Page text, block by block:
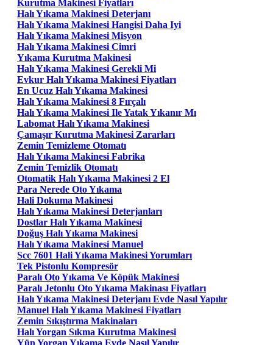
Kurutma Makinesi Fiyatları
Halı Yıkama Makinesi Deterjanı
Halı Yıkama Makinesi Hangisi Daha Iyi
Halı Yıkama Makinesi Misyon
Halı Yıkama Makinesi Cimri
Yıkama Kurutma Makinesi
Halı Yıkama Makinesi Gerekli Mi
Evkur Halı Yıkama Makinesi Fiyatları
En Ucuz Halı Yıkama Makinesi
Halı Yıkama Makinesi 8 Fırçalı
Halı Yıkama Makinesi Ile Yatak Yıkanır Mı
Labomat Halı Yıkama Makinesi
Çamaşır Kurutma Makinesi Zararları
Zemin Temizleme Otomatı
Halı Yıkama Makinesi Fabrika
Zemin Temizlik Otomatı
Otomatik Halı Yıkama Makinesi 2 El
Para Nerede Oto Yıkama
Hali Dokuma Makinesi
Halı Yıkama Makinesi Deterjanları
Dostlar Halı Yıkama Makinesi
Doğuş Halı Yıkama Makinesi
Halı Yıkama Makinesi Manuel
Scc 7601 Hali Yıkama Makinesi Yorumları
Tek Pistonlu Kompresör
Paralı Oto Yıkama Ve Köpük Makinesi
Paralı Jetonlu Oto Yıkama Makinası Fiyatları
Halı Yıkama Makinesi Deterjanı Evde Nasıl Yapılır
Manuel Halı Yıkama Makinesi Fiyatları
Zemin Sıkıştırma Makinaları
Halı Yorgan Sıkma Kurutma Makinesi
Yün Yorgan Yıkama Evde Nasıl Yapılır